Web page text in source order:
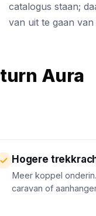
catalogus staan;
van uit te gaan
Aura
Hogere
Meer koppel
caravan of